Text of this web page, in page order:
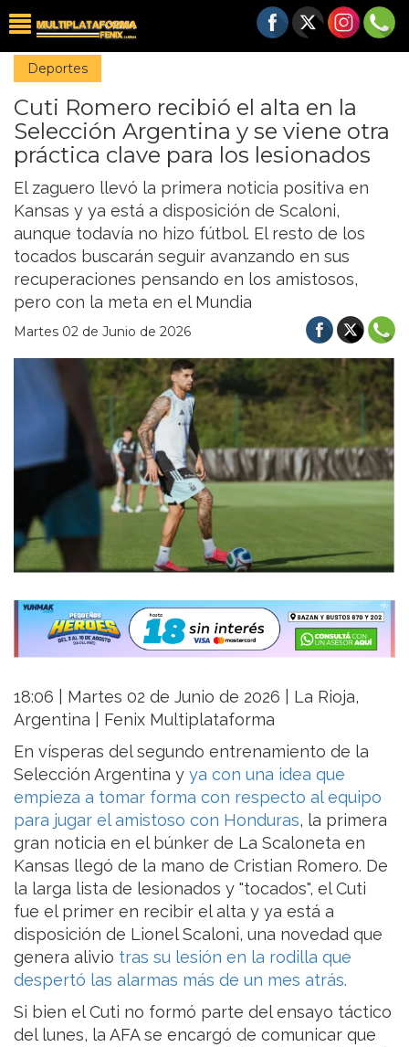
Deportes
Cuti Romero recibió el alta en la
Selección Argentina y se viene otra
práctica clave para los lesionados
El zaguero llevó la primera noticia positiva en
Kansas y ya está a disposición de Scaloni,
aunque todavía no hizo fútbol. El resto de los
tocados buscarán seguir avanzando en sus
recuperaciones pensando en los amistosos,
pero con la meta en el Mundia
Martes 02 de Junio de 2026
18:06 | Martes 02 de Junio de 2026 | La Rioja,
Argentina | Fenix Multiplataforma
En vísperas del segundo entrenamiento de la
Selección Argentina y ya con una idea que
empieza a tomar forma con respecto al equipo
para jugar el amistoso con Honduras, la primera
gran noticia en el búnker de La Scaloneta en
Kansas llegó de la mano de Cristian Romero. De
la larga lista de lesionados y "tocados", el Cuti
fue el primer en recibir el alta y ya está a
disposición de Lionel Scaloni, una novedad que
genera alivio tras su lesión en la rodilla que
despertó las alarmas más de un mes atrás.
Si bien el Cuti no formó parte del ensayo táctico
del lunes, la AFA se encargó de comunicar que